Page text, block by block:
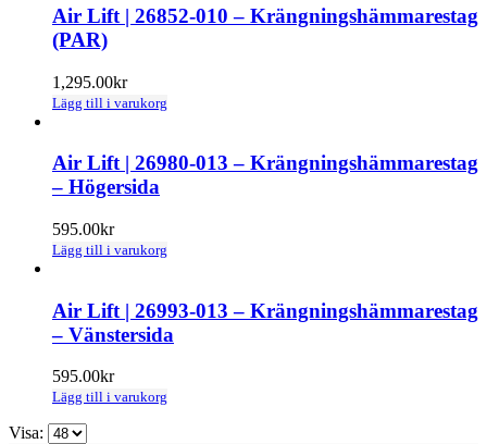
Air Lift | 26852-010 – Krängningshämmarestag
(PAR)
1,295.00kr
Lägg till i varukorg
Air Lift | 26980-013 – Krängningshämmarestag
– Högersida
595.00kr
Lägg till i varukorg
Air Lift | 26993-013 – Krängningshämmarestag
– Vänstersida
595.00kr
Lägg till i varukorg
Visa: